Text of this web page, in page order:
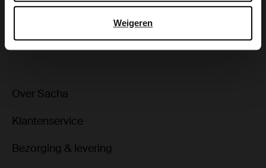
Weigeren
Over Sacha
Klantenservice
Bezorging & levering